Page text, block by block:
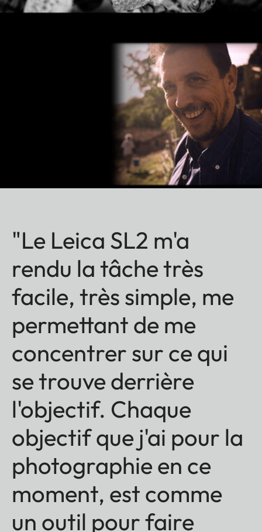
"Le Leica SL2 m'a
rendu la tâche très
facile, très simple, me
permettant de me
concentrer sur ce qui
se trouve derrière
l'objectif. Chaque
objectif que j'ai pour la
photographie en ce
moment, est comme
un outil pour faire